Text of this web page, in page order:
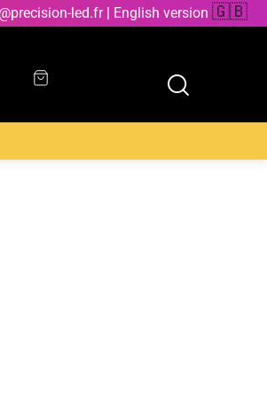
led.fr | English version 🇬🇧